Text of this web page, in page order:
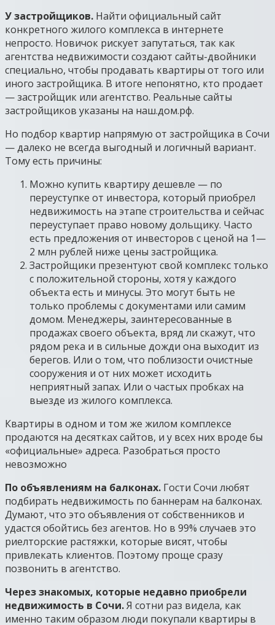
У застройщиков. Найти официальный сайт
конкретного жилого комплекса в интернете
непросто. Новичок рискует запутаться, так как
агентства недвижимости создают сайты-двойники
специально, чтобы продавать квартиры от того или
иного застройщика. В итоге непонятно, кто продает
— застройщик или агентство. Реальные сайты
застройщиков указаны на наш.дом.рф.
Но подбор квартир напрямую от застройщика в Сочи
— далеко не всегда выгодный и логичный вариант.
Тому есть причины:
Можно купить квартиру дешевле — по
переуступке от инвестора, который приобрел
недвижимость на этапе строительства и сейчас
переуступает право новому дольщику. Часто
есть предложения от инвесторов с ценой на 1—
2 млн рублей ниже цены застройщика.
Застройщики презентуют свой комплекс только
с положительной стороны, хотя у каждого
объекта есть и минусы. Это могут быть не
только проблемы с документами или самим
домом. Менеджеры, заинтересованные в
продажах своего объекта, вряд ли скажут, что
рядом река и в сильные дожди она выходит из
берегов. Или о том, что поблизости очистные
сооружения и от них может исходить
неприятный запах. Или о частых пробках на
выезде из жилого комплекса.
Квартиры в одном и том же жилом комплексе
продаются на десятках сайтов, и у всех них вроде бы
«официальные» адреса. Разобраться просто
невозможно
По объявлениям на балконах. Гости Сочи любят
подбирать недвижимость по баннерам на балконах.
Думают, что это объявления от собственников и
удастся обойтись без агентов. Но в 99% случаев это
риелторские растяжки, которые висят, чтобы
привлекать клиентов. Поэтому проще сразу
позвонить в агентство.
Через знакомых, которые недавно приобрели
недвижимость в Сочи.Я сотни раз видела, как
именно таким образом люди покупали квартиры в